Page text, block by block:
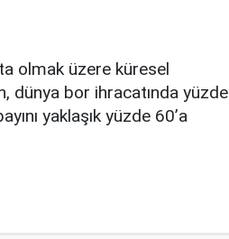
olmak üzere küresel
dünya bor ihracatında yüzde
yaklaşık yüzde 60’a